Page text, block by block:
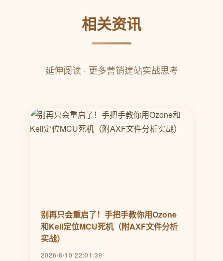
相关资讯
延伸阅读 · 更多营销建站实战思考
别再只会重启了！手把手教你用Ozone
和Keil定位MCU死机（附AXF文件分析
实战）
2026/8/10 22:01:39